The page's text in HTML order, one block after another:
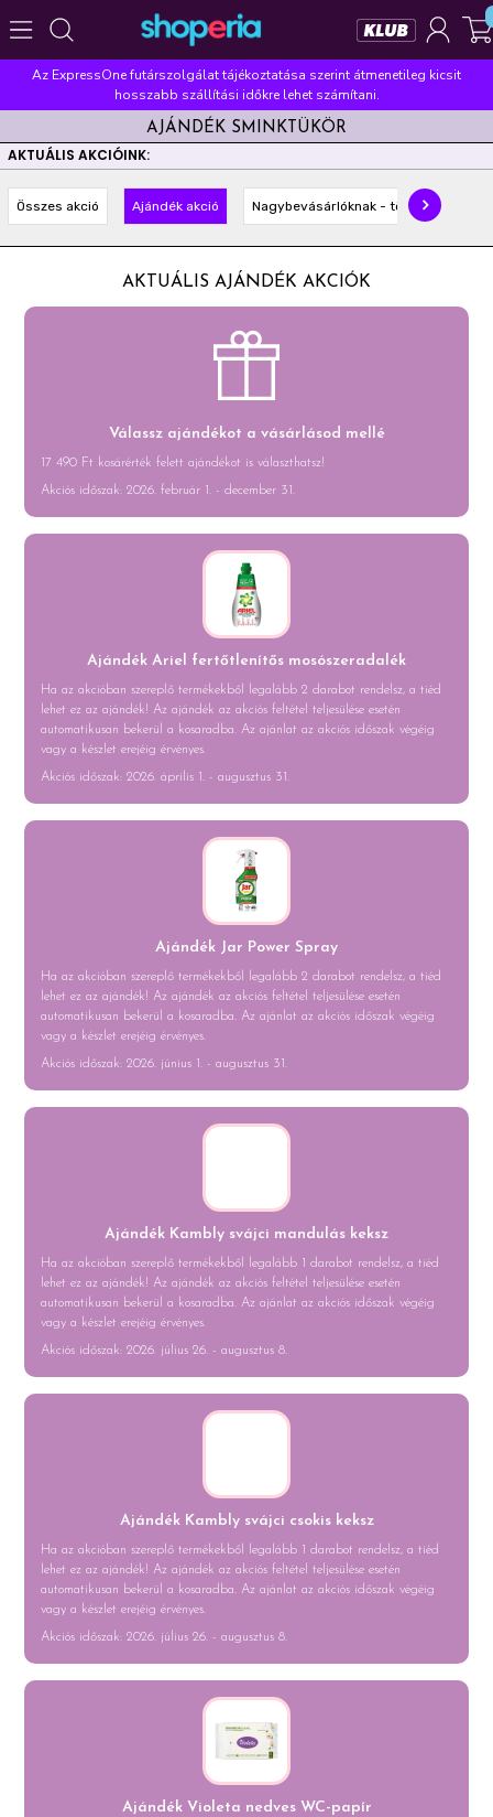
Népszerű kategóriák
Szépségápolás Élelmiszer Mosás Mosogatás
Takarítás Baba-mama
Népszerű márkák
Pampers Lenor Violeta Coccolino Silan
Népszerű keresések
finish
Az ExpressOne futárszolgálat tájékoztatása szerint átmenetileg kicsit
hosszabb szállítási időkre lehet számítani.
AJÁNDÉK SMINKTÜKÖR
AKTUÁLIS AKCIÓINK:
Összes akció Ajándék akció Nagybevásárlóknak - többet
AKTUÁLIS AJÁNDÉK AKCIÓK
Válassz ajándékot a vásárlásod mellé
17 490 Ft kosárérték felett ajándékot is választhatsz!
Akciós időszak: 2026. február 1. - december 31.
Ajándék Ariel fertőtlenítős mosószeradalék
Ha az akcióban szereplő termékekből legalább 2 darabot rendelsz, a tiéd
lehet ez az ajándék! Az ajándék az akciós feltétel teljesülése esetén
automatikusan bekerül a kosaradba. Az ajánlat az akciós időszak végéig
vagy a készlet erejéig érvényes.
Akciós időszak: 2026. április 1. - augusztus 31.
Ajándék Jar Power Spray
Ha az akcióban szereplő termékekből legalább 2 darabot rendelsz, a tiéd
lehet ez az ajándék! Az ajándék az akciós feltétel teljesülése esetén
automatikusan bekerül a kosaradba. Az ajánlat az akciós időszak végéig
vagy a készlet erejéig érvényes.
Akciós időszak: 2026. június 1. - augusztus 31.
Ajándék Kambly svájci mandulás keksz
Ha az akcióban szereplő termékekből legalább 1 darabot rendelsz, a tiéd
lehet ez az ajándék! Az ajándék az akciós feltétel teljesülése esetén
automatikusan bekerül a kosaradba. Az ajánlat az akciós időszak végéig
vagy a készlet erejéig érvényes.
Akciós időszak: 2026. július 26. - augusztus 8.
Ajándék Kambly svájci csokis keksz
Ha az akcióban szereplő termékekből legalább 1 darabot rendelsz, a tiéd
lehet ez az ajándék! Az ajándék az akciós feltétel teljesülése esetén
automatikusan bekerül a kosaradba. Az ajánlat az akciós időszak végéig
vagy a készlet erejéig érvényes.
Akciós időszak: 2026. július 26. - augusztus 8.
Ajándék Violeta nedves WC-papír